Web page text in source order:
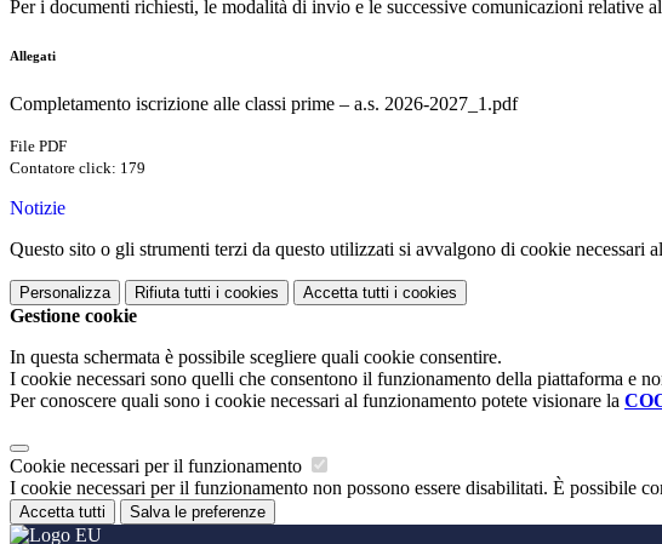
Per i documenti richiesti, le modalità di invio e le successive comunicazioni relative
Allegati
Completamento iscrizione alle classi prime – a.s. 2026-2027_1.pdf
File PDF
Contatore click: 179
Notizie
Questo sito o gli strumenti terzi da questo utilizzati si avvalgono di cookie necessari
Personalizza Rifiuta tutti i cookies Accetta tutti i cookies
Gestione cookie
In questa schermata è possibile scegliere quali cookie consentire.
I cookie necessari sono quelli che consentono il funzionamento della piattaforma e
Per conoscere quali sono i cookie necessari al funzionamento potete visionare la
Cookie necessari per il funzionamento
I cookie necessari per il funzionamento non possono essere disabilitati. È possibile
Accetta tutti Salva le preferenze